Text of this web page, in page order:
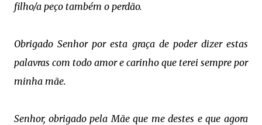
filho/a peço também o perdão.
Obrigado Senhor por esta graça de poder dizer estas
palavras com todo amor e carinho que terei sempre por
minha mãe.
Senhor, obrigado pela Mãe que me destes e que agora